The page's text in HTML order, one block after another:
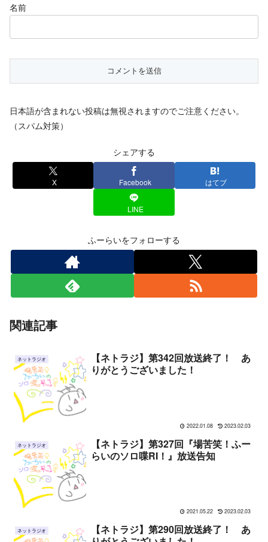
名前
日本語が含まれない投稿は無視されますのでご注意ください。
（スパム対策）
シェアする
X Facebook はてブ
LINE
ふーらいをフォローする
関連記事
ネットラジオ
【ネトラジ】第342回放送終了！ あ
りがとうございました！
2022.01.08 2023.02.03
ネットラジオ
【ネトラジ】第327回『場苦笑！ふー
らいのソロ喋RI！』放送告知
2021.05.22 2023.02.03
ネットラジオ
【ネトラジ】第290回放送終了！ あ